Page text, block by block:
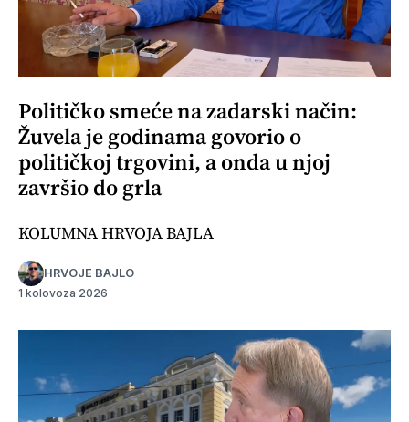
Političko smeće na zadarski način:
Žuvela je godinama govorio o
političkoj trgovini, a onda u njoj
završio do grla
KOLUMNA HRVOJA BAJLA
HRVOJE BAJLO
1 kolovoza 2026